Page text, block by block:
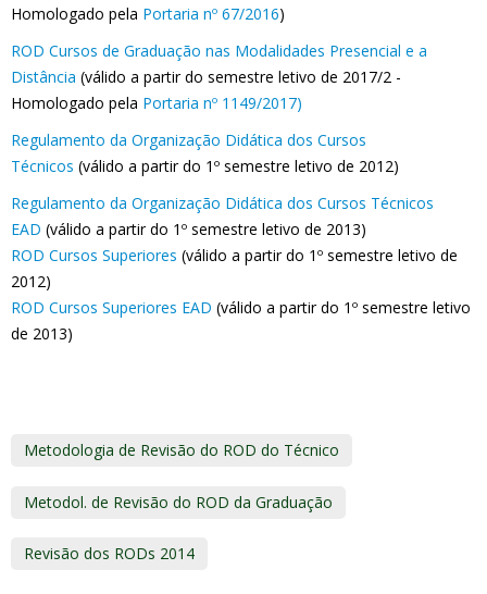
Homologado pela Portaria nº 67/2016)
ROD Cursos de Graduação nas Modalidades Presencial e a
Distância (válido a partir do semestre letivo de 2017/2 -
Homologado pela Portaria nº 1149/2017)
Regulamento da Organização Didática dos Cursos
Técnicos (válido a partir do 1º semestre letivo de 2012)
Regulamento da Organização Didática dos Cursos Técnicos
EAD (válido a partir do 1º semestre letivo de 2013)
ROD Cursos Superiores (válido a partir do 1º semestre letivo de
2012)
ROD Cursos Superiores EAD (válido a partir do 1º semestre letivo
de 2013)
Metodologia de Revisão do ROD do Técnico
Metodol. de Revisão do ROD da Graduação
Revisão dos RODs 2014